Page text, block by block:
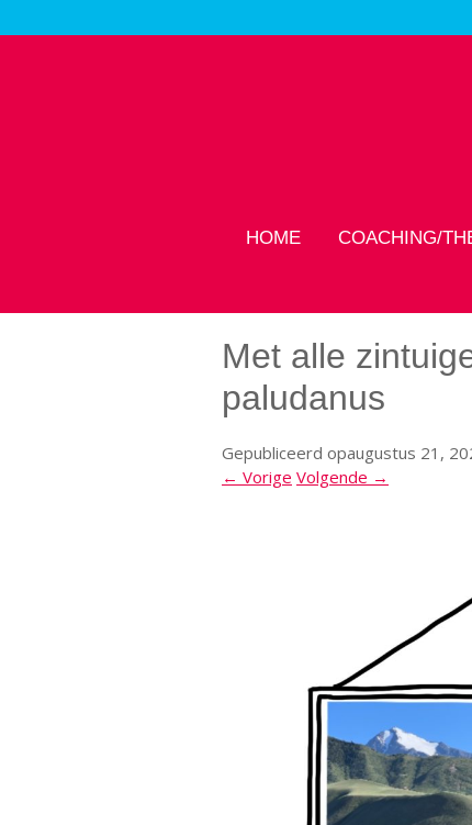
HOME COACHING/
Met alle
paludanus
Gepubliceerd opaugustus 21,
← Vorige Volgende →